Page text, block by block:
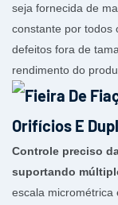
seja fornecida de
constante por todos
defeitos fora de
rendimento do
Controle preciso
suportando
escala micrométrica